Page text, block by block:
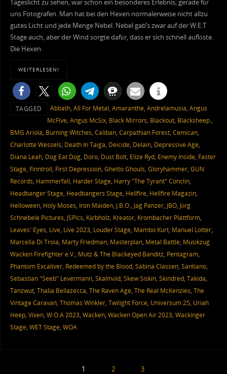
Tageslicht zu sehen, war schon ein besonderes Erlebnis; gerade für
uns Fotografen. Man hat bei den Hexen normalerweise nicht allzu
gutes Licht und jede Menge Nebel. Nebel gab’s zwar auf der W:E:T
Stage auch, aber der Wind sorgte dafür, dass er sich schnell auflöste.
Die Hexen
WEITERLESEN!
TAGGED Abbath, All For Metal, Amaranthe, Andrelamusia, Angus
McFive, Angus McSix, Black Mirrors, Blackout, Blacksheep.,
BMG Ariola, Burning Witches, Caliban, Carpathian Forest, Cemican,
Charlotte Wessels, Death In Taiga, Deicide, Delain, Depressive Age,
Diana Leah, Dog Eat Dog, Doro, Dust Bolt, Elize Ryd, Enemy Inside, Faster
Stage, Finntroll, First Depression, Ghetto Ghouls, Gloryhammer, GUN
Records, Hammerfall, Harder Stage, Harry "The Tyrant" Conclin,
Headbanger Stage, Headbangers Stage, Hellfire, Hellfire Magazin,
Helloween, Holy Moses, Iron Maiden, J.B.O., Jag Panzer, JBO, Jörg
Schnebele Pictures, JSPics, Kärbholz, Kreator, Krombacher Plattform,
Leaves' Eyes, Live, Live 2023, Louder Stage, Mambo Kurt, Manuel Lotter,
Marcella Di Troia, Marty Friedman, Masterplan, Metal Battle, Musikzug
Wacken Firefighter e.V., Mutz & The Blackeyed Banditz, Pentagram,
Phantom Excaliver, Redeemed by the Blood, Sabina Classen, Santiano,
Sebastian "Seeb" Levermann, Skalmöld, Skew Siskin, Skindred, Takida,
Tanzwut, Thalìa Bellazecca, The Raven Age, The Real McKenzies, The
Vintage Caravan, Thomas Winkler, Twilight Force, Universum 25, Uriah
Heep, Vixen, W:O:A 2023, Wacken, Wacken Open Air 2023, Wackinger
Stage, WET Stage, WOA
1 2 3